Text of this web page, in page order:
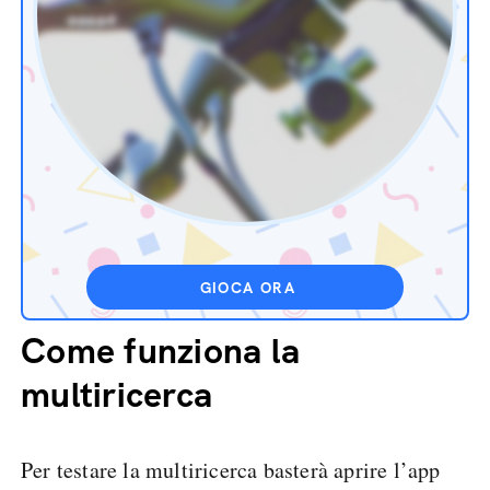
GIOCA ORA
Come funziona la
multiricerca
Per testare la multiricerca basterà aprire l’app